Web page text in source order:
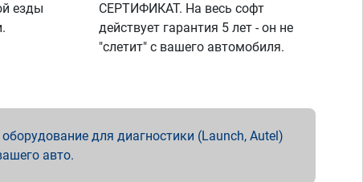
езды
СЕРТИФИКАТ. На весь софт
действует гарантия 5 лет - он не
"слетит" с вашего автомобиля.
для диагностики (Launch, Autel)
авто.